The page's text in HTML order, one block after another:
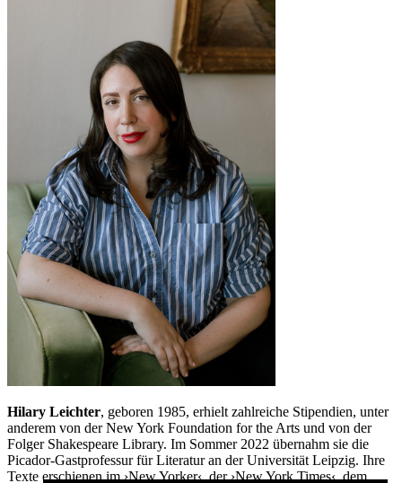
Hilary Leichter, geboren 1985, erhielt zahlreiche Stipendien, unter
anderem von der New York Foundation for the Arts und von der
Folger Shakespeare Library. Im Sommer 2022 übernahm sie die
Picador-Gastprofessur für Literatur an der Universität Leipzig. Ihre
Texte erschienen im ›New Yorker‹, der ›New York Times‹, dem